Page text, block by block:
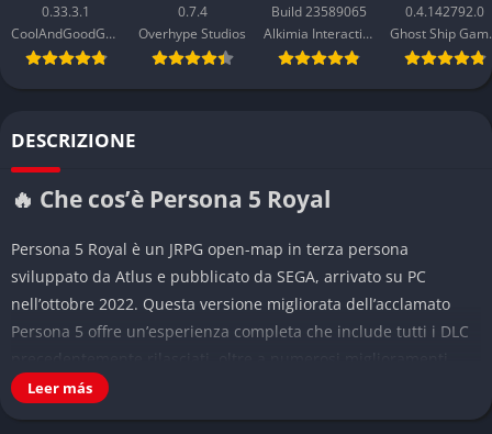
0.33.3.1
CoolAndGoodGames
0.7.4
Overhype Studios
Build 23589065
Alkimia Interactive
0.4.142792.0
DESCRIZIONE
🔥 Che cos’è Persona 5 Royal
Persona 5 Royal è un JRPG open-map in terza persona
sviluppato da Atlus e pubblicato da SEGA, arrivato su PC
nell’ottobre 2022. Questa versione migliorata dell’acclamato
Persona 5 offre un’esperienza completa che include tutti i DLC
grafici e di gameplay.
Leer más